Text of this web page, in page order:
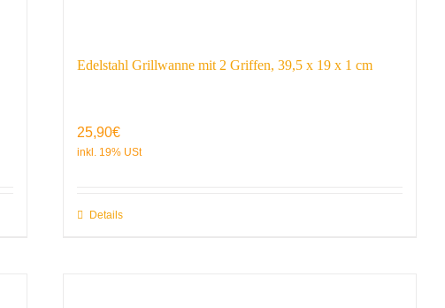
Edelstahl Grillwanne mit 2 Griffen, 39,5 x 19 x 1 cm
25,90€
Details